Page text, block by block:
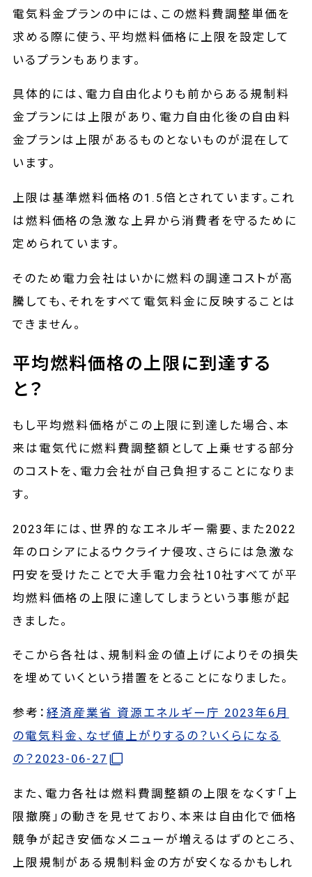
電気料金プランの中には、この燃料費調整単価を
求める際に使う、平均燃料価格に上限を設定して
いるプランもあります。
具体的には、電力自由化よりも前からある規制料
金プランには上限があり、電力自由化後の自由料
金プランは上限があるものとないものが混在して
います。
上限は基準燃料価格の1.5倍とされています。これ
は燃料価格の急激な上昇から消費者を守るために
定められています。
そのため電力会社はいかに燃料の調達コストが高
騰しても、それをすべて電気料金に反映することは
できません。
平均燃料価格の上限に到達する
と？
もし平均燃料価格がこの上限に到達した場合、本
来は電気代に燃料費調整額として上乗せする部分
のコストを、電力会社が自己負担することになりま
す。
2023年には、世界的なエネルギー需要、また2022
年のロシアによるウクライナ侵攻、さらには急激な
円安を受けたことで大手電力会社10社すべてが平
均燃料価格の上限に達してしまうという事態が起
きました。
そこから各社は、規制料金の値上げによりその損失
を埋めていくという措置をとることになりました。
参考： 経済産業省 資源エネルギー庁 2023年6月
の電気料金、なぜ値上がりするの？いくらになる
の？2023-06-27
また、電力各社は燃料費調整額の上限をなくす「上
限撤廃」の動きを見せており、本来は自由化で価格
競争が起き安価なメニューが増えるはずのところ、
上限規制がある規制料金の方が安くなるかもしれ